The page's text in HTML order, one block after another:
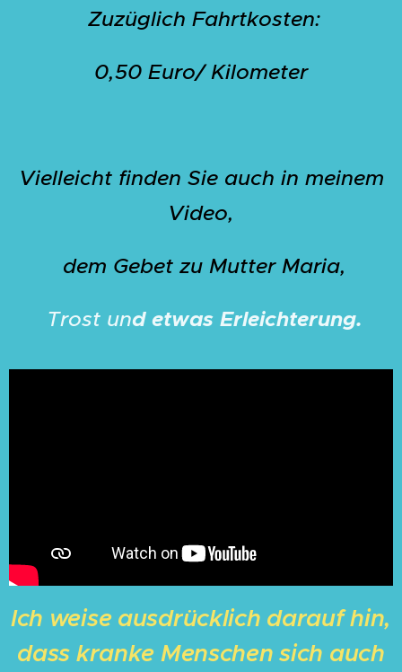
Zuzüglich Fahrtkosten:
0,50 Euro/ Kilometer
Vielleicht finden Sie auch in meinem
Video,
dem Gebet zu Mutter Maria,
Trost und etwas Erleichterung.
Ich weise ausdrücklich darauf hin,
dass kranke Menschen sich auch